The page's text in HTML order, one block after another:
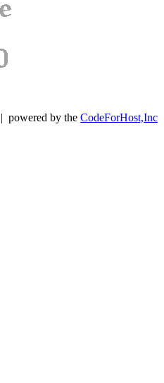
| powered by the CodeForHost,Inc